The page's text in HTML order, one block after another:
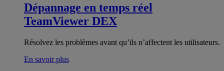
Dépannage en temps réel
TeamViewer DEX
Résolvez les problèmes avant qu’ils n’affectent les utilisateurs.
En savoir plus